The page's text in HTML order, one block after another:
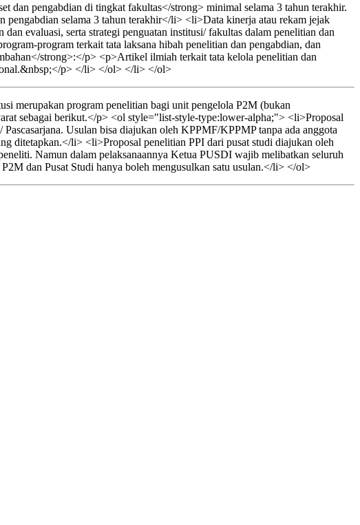
pengabdian di tingkat fakultas</strong> minimal selama 3 tahun terakhir.
selama 3 tahun terakhir</li> <li>Data kinerja atau rekam jejak
evaluasi, serta strategi penguatan institusi/ fakultas dalam penelitian dan
program terkait tata laksana hibah penelitian dan pengabdian, dan
strong>:</p> <p>Artikel ilmiah terkait tata kelola penelitian dan
p> </li> </ol> </li> </ol>
merupakan program penelitian bagi unit pengelola P2M (bukan
sebagai berikut.</p> <ol style="list-style-type:lower-alpha;"> <li>Proposal
Usulan bisa diajukan oleh KPPMF/KPPMP tanpa ada anggota
ditetapkan.</li> <li>Proposal penelitian PPI dari pusat studi diajukan oleh
Namun dalam pelaksanaannya Ketua PUSDI wajib melibatkan seluruh
dan Pusat Studi hanya boleh mengusulkan satu usulan.</li> </ol>